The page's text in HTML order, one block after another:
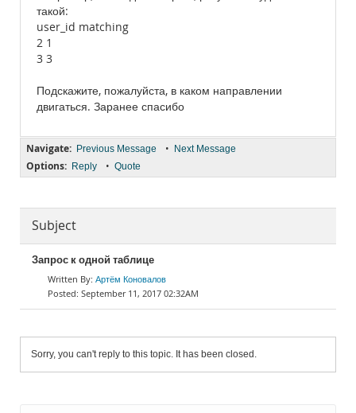
такой:
user_id matching
2 1
3 3
Подскажите, пожалуйста, в каком направлении
двигаться. Заранее спасибо
Navigate: Previous Message • Next Message
Options: Reply • Quote
Subject
Запрос к одной таблице
Артём Коновалов
September 11, 2017 02:32AM
Sorry, you can't reply to this topic. It has been closed.